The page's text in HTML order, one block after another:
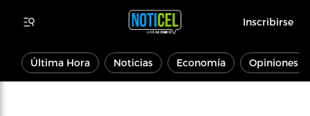
Inscribirse
Última Hora Noticias Economía Opiniones